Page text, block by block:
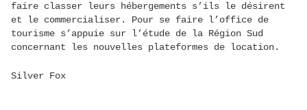
faire classer leurs hébergements s’ils le désirent
et le commercialiser. Pour se faire l’office de
tourisme s’appuie sur l’étude de la Région Sud
concernant les nouvelles plateformes de location.
Silver Fox